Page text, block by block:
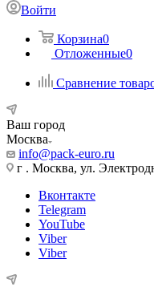
Войти
Корзина0
Отложенные0
Сравнение
Ваш город
Москва
info@pack-euro.ru
г . Москва, ул.
Вконтакте
Telegram
YouTube
Viber
Viber